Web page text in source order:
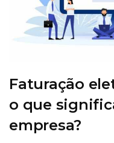
Faturação
o que
empresa?